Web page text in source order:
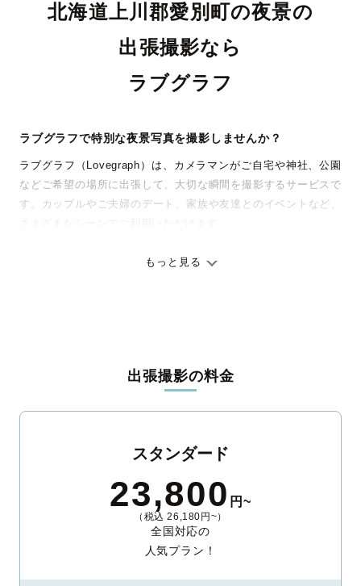
北海道上川郡愛別町の夜景の
出張撮影なら
ラブグラフ
ラブグラフで特別な夜景写真を撮影しませんか？
ラブグラフ（Lovegraph）は、カメラマンがご自宅や神社、公園
などご希望の場所に出張して、大切な瞬間を撮影するサービスで
す。カップルやご夫婦のデート、家族や友達とのイベントなど、
ありのままの空気感を大切に、何十年経っても見返したくなるよ
ィを身につけたプロのカメラマンが全国47都道府県に在籍してい
ます。創業10年のノウハウを活かし、思い出に残る素敵な撮影体
験をお届けします。
整。自然な雰囲気を残しつつも、おしゃれで洗練された仕上がり
に。きっと「こんな写真を撮ってほしかった！」と思える一枚に
出会えます。まずは、ラブグラフの撮影事例
もっと見る
出張撮影の料金
スタンダード
23,800 円~
（税込 26,180円~）
全国対応の
人気プラン！